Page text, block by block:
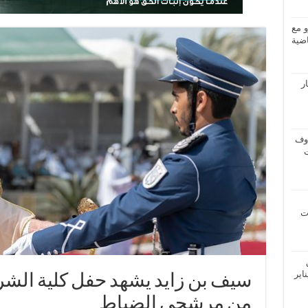
مع